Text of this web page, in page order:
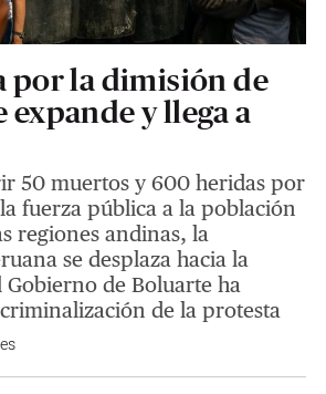
por la dimisión de
expande y llega a
50 muertos y 600 heridas por
fuerza pública a la población
regiones andinas, la
se desplaza hacia la
de Boluarte ha
de la protesta